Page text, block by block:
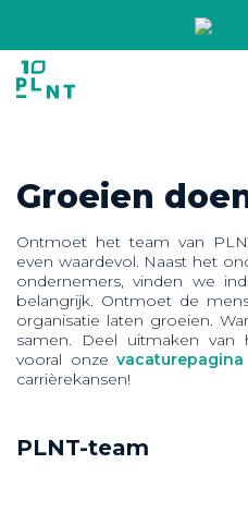
Groeien
Ontmoet het team van
even waardevol. Naast het
ondernemers, vinden we
belangrijk. Ontmoet de
organisatie laten groeien.
samen. Deel uitmaken van
vooral onzevacaturepagina
carrièrekansen!
PLNT-team